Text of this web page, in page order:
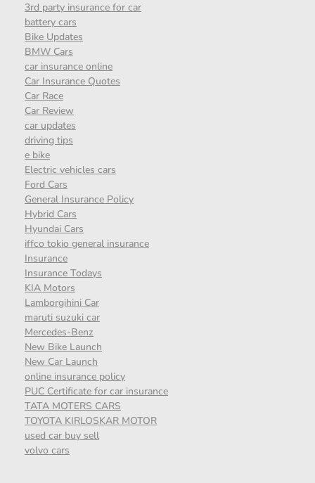
3rd party insurance for car
battery cars
Bike Updates
BMW Cars
car insurance online
Car Insurance Quotes
Car Race
Car Review
car updates
driving tips
e bike
Electric vehicles cars
Ford Cars
General Insurance Policy
Hybrid Cars
Hyundai Cars
iffco tokio general insurance
Insurance
Insurance Todays
KIA Motors
Lamborgihini Car
maruti suzuki car
Mercedes-Benz
New Bike Launch
New Car Launch
online insurance policy
PUC Certificate for car insurance
TATA MOTERS CARS
TOYOTA KIRLOSKAR MOTOR
used car buy sell
volvo cars